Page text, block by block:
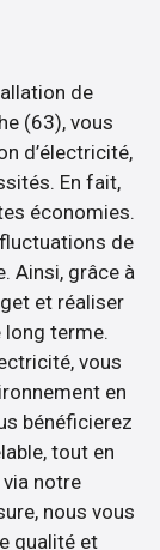
de
(63), vous
d’électricité,
En fait,
économies.
fluctuations de
Ainsi, grâce à
et réaliser
terme.
vous
en
bénéficierez
tout en
notre
nous vous
qualité et